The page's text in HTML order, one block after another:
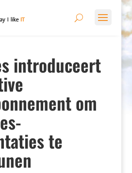
introduceert
om
te